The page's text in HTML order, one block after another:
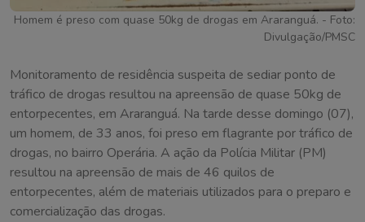
Homem é preso com quase 50kg de drogas em Araranguá. - Foto:
Divulgação/PMSC
Monitoramento de residência suspeita de sediar ponto de
tráfico de drogas resultou na apreensão de quase 50kg de
entorpecentes, em Araranguá. Na tarde desse domingo (07),
um homem, de 33 anos, foi preso em flagrante por tráfico de
drogas, no bairro Operária. A ação da Polícia Militar (PM)
resultou na apreensão de mais de 46 quilos de
entorpecentes, além de materiais utilizados para o preparo e
comercialização das drogas.